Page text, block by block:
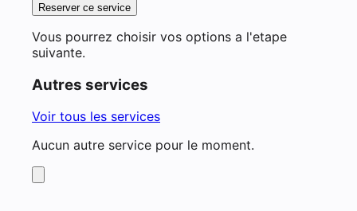
Reserver ce service
Vous pourrez choisir vos options a l'etape
suivante.
Autres services
Voir tous les services
Aucun autre service pour le moment.